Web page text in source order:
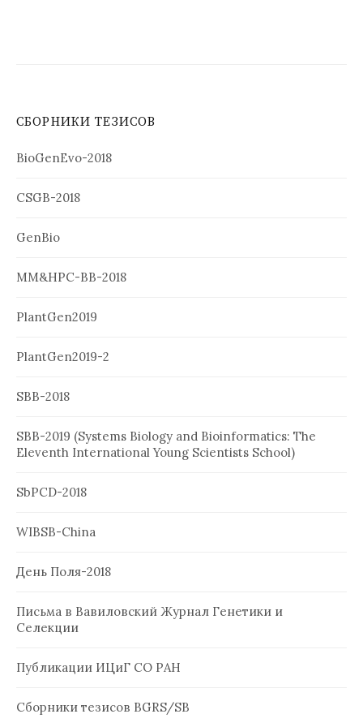
СБОРНИКИ ТЕЗИСОВ
BioGenEvo-2018
CSGB-2018
GenBio
MM&HPC-BB-2018
PlantGen2019
PlantGen2019-2
SBB-2018
SBB-2019 (Systems Biology and Bioinformatics: The
Eleventh International Young Scientists School)
SbPCD-2018
WIBSB-China
День Поля-2018
Письма в Вавиловский Журнал Генетики и
Селекции
Публикации ИЦиГ СО РАН
Сборники тезисов BGRS/SB